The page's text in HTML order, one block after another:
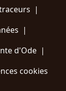
|
|
d'Ode |
cookies